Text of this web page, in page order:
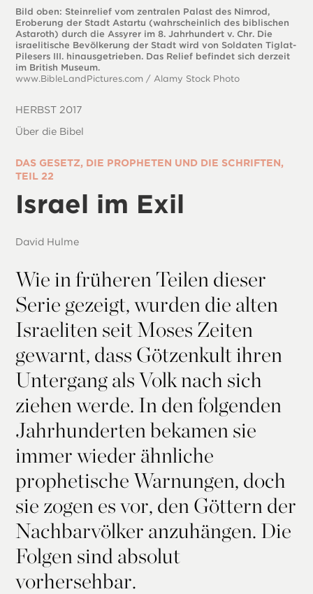
Bild oben: Steinrelief vom zentralen Palast des Nimrod,
Eroberung der Stadt Astartu (wahrscheinlich des biblischen
Astaroth) durch die Assyrer im 8. Jahrhundert v. Chr. Die
israelitische Bevölkerung der Stadt wird von Soldaten Tiglat-
Pilesers III. hinausgetrieben. Das Relief befindet sich derzeit
im British Museum.
www.BibleLandPictures.com / Alamy Stock Photo
HERBST 2017
Über die Bibel
DAS GESETZ, DIE PROPHETEN UND DIE SCHRIFTEN,
TEIL 22
Israel im Exil
David Hulme
Wie in früheren Teilen dieser
Serie gezeigt, wurden die alten
Israeliten seit Moses Zeiten
gewarnt, dass Götzenkult ihren
Untergang als Volk nach sich
ziehen werde. In den folgenden
Jahrhunderten bekamen sie
immer wieder ähnliche
prophetische Warnungen, doch
sie zogen es vor, den Göttern der
Nachbarvölker anzuhängen. Die
Folgen sind absolut
vorhersehbar.